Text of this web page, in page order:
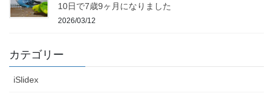
10日で7歳9ヶ月になりました
2026/03/12
カテゴリー
iSlidex